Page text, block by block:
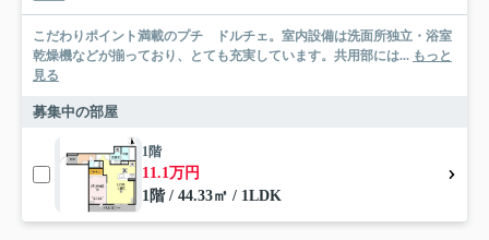
こだわりポイント満載のプチ ドルチェ。室内設備は洗面所独立・浴室
乾燥機などが揃っており、とても充実しています。共用部には... もっと
見る
募集中の部屋
1階
11.1万円
1階 / 44.33㎡ / 1LDK